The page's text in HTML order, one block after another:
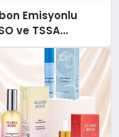
Emisyonlu
ve TSSA